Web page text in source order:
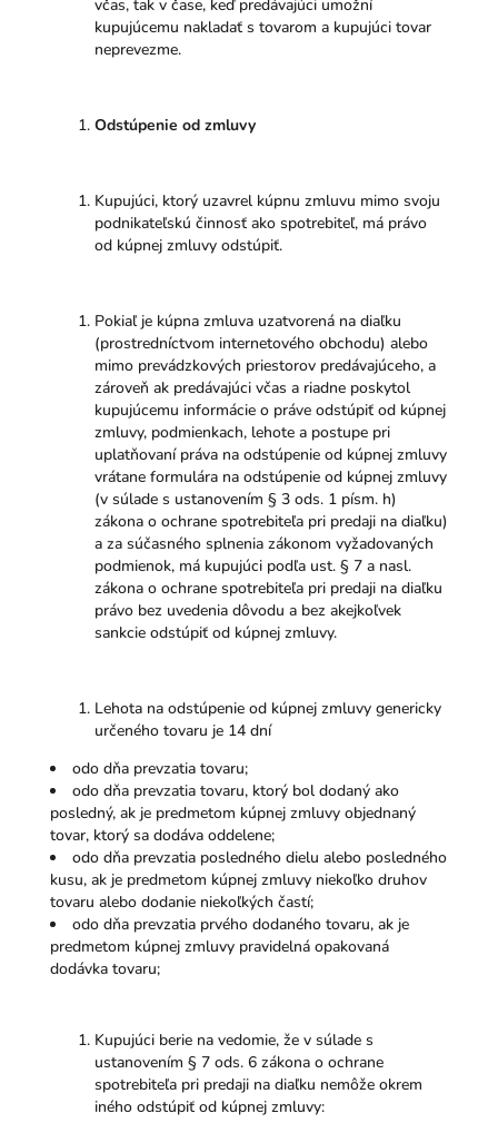
včas, tak v čase, keď predávajúci umožní
kupujúcemu nakladať s tovarom a kupujúci tovar
neprevezme.
Odstúpenie od zmluvy
Kupujúci, ktorý uzavrel kúpnu zmluvu mimo svoju
podnikateľskú činnosť ako spotrebiteľ, má právo
od kúpnej zmluvy odstúpiť.
Pokiaľ je kúpna zmluva uzatvorená na diaľku
(prostredníctvom internetového obchodu) alebo
mimo prevádzkových priestorov predávajúceho, a
zároveň ak predávajúci včas a riadne poskytol
kupujúcemu informácie o práve odstúpiť od kúpnej
zmluvy, podmienkach, lehote a postupe pri
uplatňovaní práva na odstúpenie od kúpnej zmluvy
vrátane formulára na odstúpenie od kúpnej zmluvy
(v súlade s ustanovením § 3 ods. 1 písm. h)
zákona o ochrane spotrebiteľa pri predaji na diaľku)
a za súčasného splnenia zákonom vyžadovaných
podmienok, má kupujúci podľa ust. § 7 a nasl.
zákona o ochrane spotrebiteľa pri predaji na diaľku
právo bez uvedenia dôvodu a bez akejkoľvek
sankcie odstúpiť od kúpnej zmluvy.
Lehota na odstúpenie od kúpnej zmluvy genericky
určeného tovaru je 14 dní
odo dňa prevzatia tovaru;
odo dňa prevzatia tovaru, ktorý bol dodaný ako
posledný, ak je predmetom kúpnej zmluvy objednaný
tovar, ktorý sa dodáva oddelene;
odo dňa prevzatia posledného dielu alebo posledného
kusu, ak je predmetom kúpnej zmluvy niekoľko druhov
tovaru alebo dodanie niekoľkých častí;
odo dňa prevzatia prvého dodaného tovaru, ak je
predmetom kúpnej zmluvy pravidelná opakovaná
dodávka tovaru;
Kupujúci berie na vedomie, že v súlade s
ustanovením § 7 ods. 6 zákona o ochrane
spotrebiteľa pri predaji na diaľku nemôže okrem
iného odstúpiť od kúpnej zmluvy: